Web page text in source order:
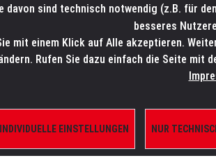
SALES-HOTLINE: +49 5451 5900-
PRODUKTE/SHOP MARKEN
davon sind technisch notwendig (z.B. für
besseres
mit einem Klick auf Alle akzeptieren.
Rufen Sie dazu einfach die Seite mit
INDIVIDUELLE EINSTELLUNGEN NUR